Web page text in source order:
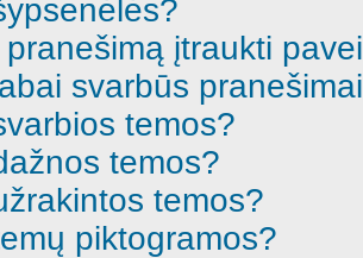
įtraukti
svarbūs
temos?
temos?
temos?
piktogramos?